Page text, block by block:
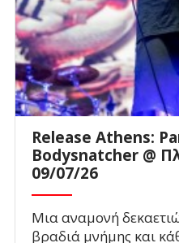
Release Athens:
Bodysnatcher @
09/07/26
Μια αναμονή
βραδιά μνήμης και